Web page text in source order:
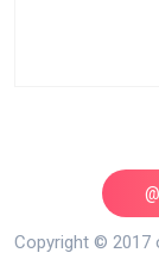
Copyright © 2017